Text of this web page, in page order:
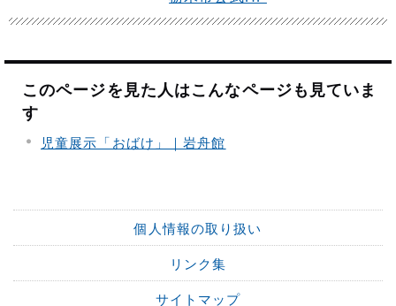
このページを見た人はこんなページも見ていま
す
児童展示「おばけ」｜岩舟館
個人情報の取り扱い
リンク集
サイトマップ